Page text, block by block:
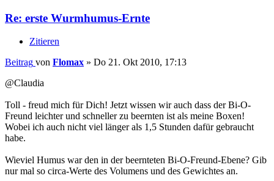
Re: erste Wurmhumus-Ernte
Zitieren
Beitrag von Flomax » Do 21. Okt 2010, 17:13
@Claudia
Toll - freud mich für Dich! Jetzt wissen wir auch dass der Bi-O-
Freund leichter und schneller zu beernten ist als meine Boxen!
Wobei ich auch nicht viel länger als 1,5 Stunden dafür gebraucht
habe.
Wieviel Humus war den in der beernteten Bi-O-Freund-Ebene? Gib
nur mal so circa-Werte des Volumens und des Gewichtes an.